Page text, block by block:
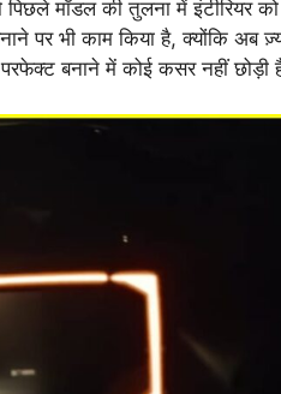
मॉडल की तुलना में इंटीरियर को
पर भी काम किया है, क्योंकि अब
बनाने में कोई कसर नहीं छोड़ी